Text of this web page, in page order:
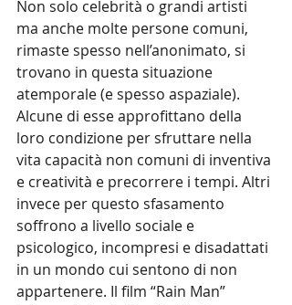
Non solo celebrità o grandi artisti
ma anche molte persone comuni,
rimaste spesso nell’anonimato, si
trovano in questa situazione
atemporale (e spesso aspaziale).
Alcune di esse approfittano della
loro condizione per sfruttare nella
vita capacità non comuni di inventiva
e creatività e precorrere i tempi. Altri
invece per questo sfasamento
soffrono a livello sociale e
psicologico, incompresi e disadattati
in un mondo cui sentono di non
appartenere. Il film “Rain Man”